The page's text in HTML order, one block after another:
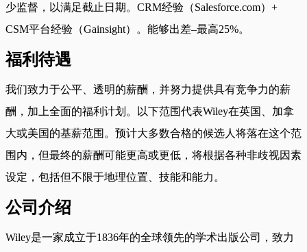
少监督，以满足截止日期。CRM经验（Salesforce.com）+
CSM平台经验（Gainsight）。能够出差–最高25%。
福利待遇
我们致力于公平、透明的薪酬，并努力提供具有竞争力的薪
酬，加上全面的福利计划。以下范围代表Wiley在英国、加拿
大或美国的基薪范围。预计大多数合格的候选人将落在这个范
围内，但最终的薪酬可能更高或更低，将根据各种非歧视因素
设定，包括但不限于地理位置、技能和能力。
公司介绍
Wiley是一家成立于1836年的全球领先的学术出版公司，致力